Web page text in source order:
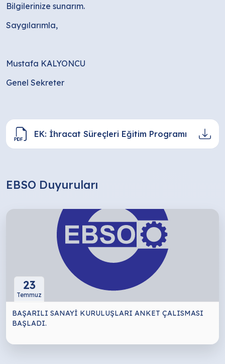
Bilgilerinize sunarım.
Saygılarımla,
Mustafa KALYONCU
Genel Sekreter
EK: İhracat Süreçleri Eğitim Programı
EBSO Duyuruları
23
Temmuz
BAŞARILI SANAYİ KURULUŞLARI ANKET ÇALISMASI
BAŞLADI.